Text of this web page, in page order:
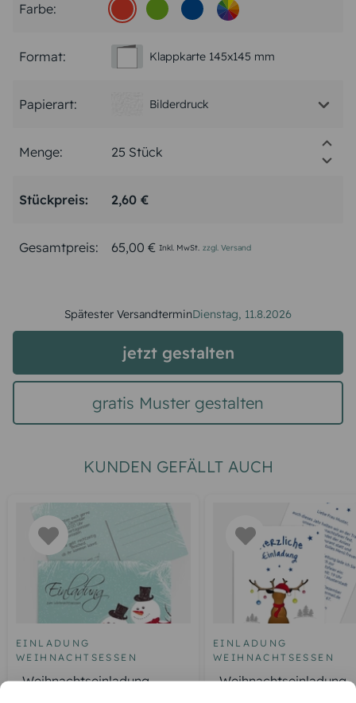
Farbe:
Format: Klappkarte 145x145 mm
Papierart: Bilderdruck
Menge:
Stückpreis: 2,60 €
Gesamtpreis: 65,00 € Inkl. MwSt. zzgl. Versand
Spätester VersandterminDienstag, 11.8.2026
jetzt gestalten
gratis Muster gestalten
KUNDEN GEFÄLLT AUCH
EINLADUNG
WEIHNACHTSESSEN
Weihnachtseinladung
EINLADUNG
WEIHNACHTSESSEN
Weihnachtseinladung